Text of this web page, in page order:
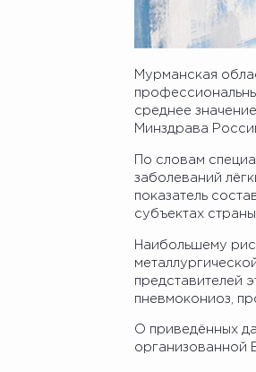
Мурманская
среднее
Минздрава
По словам
заболеваний
показатель
субъектах страны.
Наибольшему
представителей
пневмокониоз,
О приведённых
организованной